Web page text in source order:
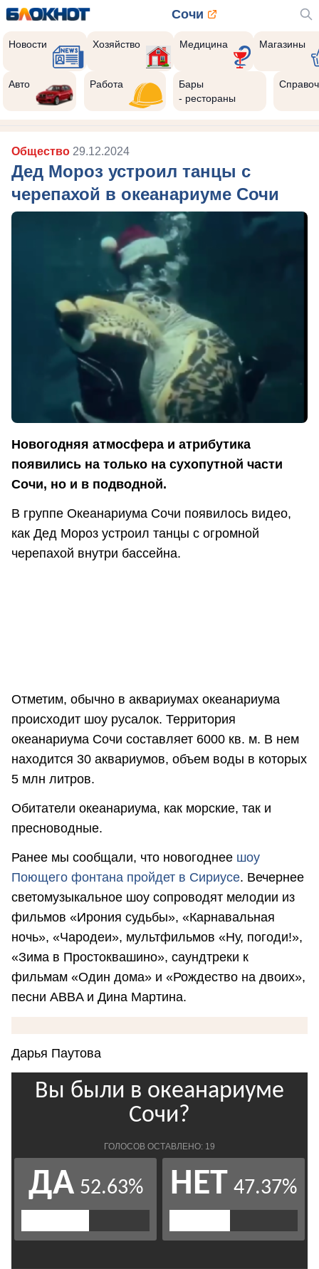
Сочи
Новости Хозяйство Медицина Магазины
Авто Работа
Бары
- рестораны
Общество 29.12.2024
Дед Мороз устроил танцы с
черепахой в океанариуме Сочи
Новогодняя атмосфера и атрибутика
появились на только на сухопутной части
Сочи, но и в подводной.
В группе Океанариума Сочи появилось видео,
как Дед Мороз устроил танцы с огромной
черепахой внутри бассейна.
Отметим, обычно в аквариумах океанариума
происходит шоу русалок. Территория
океанариума Сочи составляет 6000 кв. м. В нем
находится 30 аквариумов, объем воды в которых
5 млн литров.
Обитатели океанариума, как морские, так и
пресноводные.
Ранее мы сообщали, что новогоднее шоу
Поющего фонтана пройдет в Сириусе. Вечернее
светомузыкальное шоу сопроводят мелодии из
фильмов «Ирония судьбы», «Карнавальная
ночь», «Чародеи», мультфильмов «Ну, погоди!»,
«Зима в Простоквашино», саундтреки к
фильмам «Один дома» и «Рождество на двоих»,
песни ABBA и Дина Мартина.
Дарья Паутова